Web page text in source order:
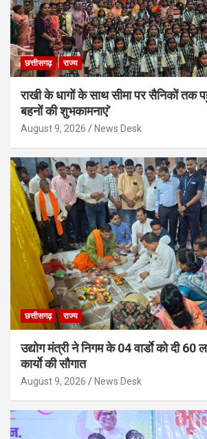
छत्तीसगढ़ राज्य
राखी के धागों के साथ सीमा पर सैनिकों तक
बहनों की शुभकामनाएं’
August 9, 2026 News Desk
छत्तीसगढ़ राज्य
उद्योग मंत्री ने निगम के 04 वार्डाे को दी
कार्याे की सौगात
August 9, 2026 News Desk